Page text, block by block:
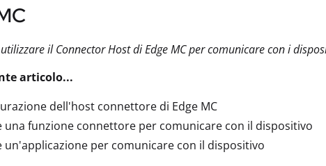
il Connector Host di Edge MC per comunicare con i
articolo...
dell'host connettore di Edge MC
una funzione connettore per comunicare con il dispositivo
un'applicazione per comunicare con il dispositivo